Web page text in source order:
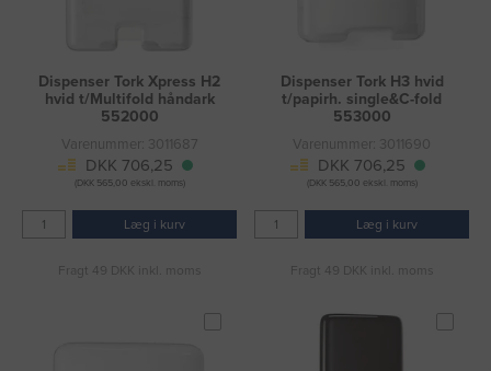
Dispenser Tork Xpress H2
hvid t/Multifold håndark
552000
Varenummer: 3011687
DKK 706,25
(DKK 565,00 ekskl. moms)
Læg i kurv
Fragt 49 DKK inkl. moms
Dispenser Tork H3 hvid
t/papirh. single&C-fold
553000
Varenummer: 3011690
DKK 706,25
(DKK 565,00 ekskl. moms)
Læg i kurv
Fragt 49 DKK inkl. moms